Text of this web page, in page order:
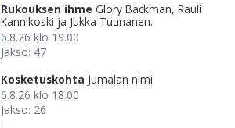
Rukouksen ihme Glory Backman, Rauli
Kannikoski ja Jukka Tuunanen.
6.8.26 klo 19.00
Jakso: 47
Kosketuskohta Jumalan nimi
6.8.26 klo 18.00
Jakso: 26